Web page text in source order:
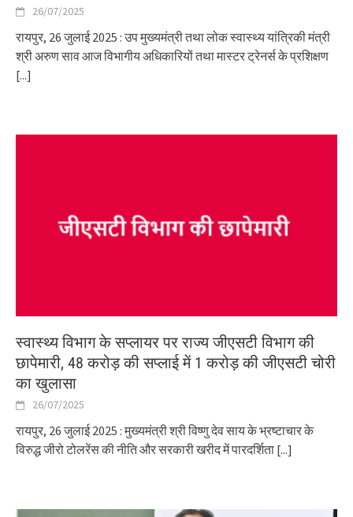
26/07/2025
रायपुर, 26 जुलाई 2025 : उप मुख्यमंत्री तथा लोक स्वास्थ्य यांत्रिकी मंत्री
श्री अरुण साव आज विभागीय अधिकारियों तथा मास्टर ट्रेनर्स के प्रशिक्षण
[...]
स्वास्थ्य विभाग के सप्लायर पर राज्य जीएसटी विभाग की
छापेमारी, 48 करोड़ की सप्लाई में 1 करोड़ की जीएसटी चोरी
का खुलासा
26/07/2025
रायपुर, 26 जुलाई 2025 : मुख्यमंत्री श्री विष्णु देव साय के भ्रष्टाचार के
विरुद्ध जीरो टोलरेंस की नीति और सरकारी खरीद में पारदर्शिता [...]